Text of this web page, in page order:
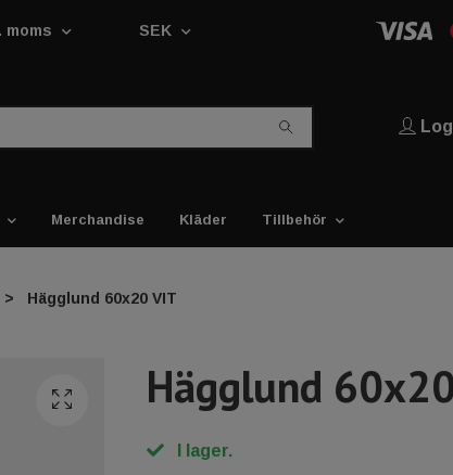
moms SEK
Merchandise Kläder Tillbehör
Hägglund 60x20 VIT
Hägglund
I lager.